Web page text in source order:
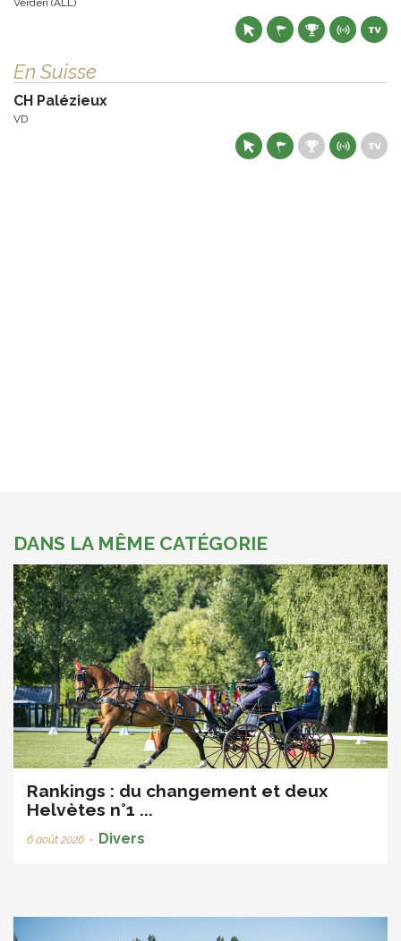
Verden (ALL)
En Suisse
CH Palézieux
VD
DANS LA MÊME CATÉGORIE
Rankings : du changement et deux
Helvètes n°1 ...
6 août 2026 • Divers